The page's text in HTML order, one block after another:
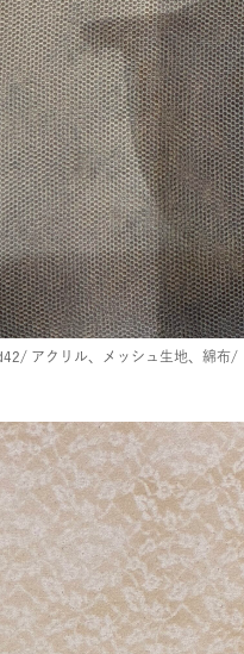
アクリル、メッシュ生地、綿布/